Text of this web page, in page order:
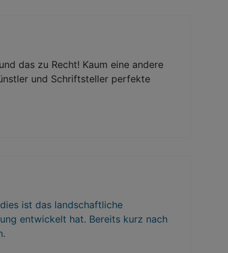
das zu Recht! Kaum eine andere
und Schriftsteller perfekte
ist das landschaftliche
entwickelt hat. Bereits kurz nach